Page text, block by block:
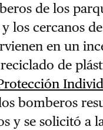
de los
los cercanos
en un
de
bomberos
y se solicitó a